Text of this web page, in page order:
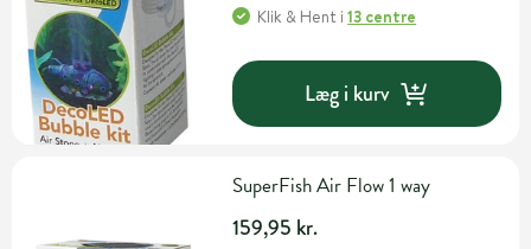
Klik & Hent i13 centre
Læg i kurv
SuperFish Air Flow 1 way
159,95 kr.